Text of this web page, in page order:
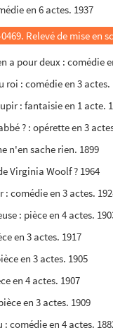
en 6 actes. 1937
Relevé de mise en
a pour deux : comédie
roi : comédie en 3 actes.
: fantaisie en 1 acte.
? : opérette en 3
n'en sache rien. 1899
Virginia Woolf ? 1964
: comédie en 3 actes.
: pièce en 4 actes.
en 3 actes. 1917
en 3 actes. 1905
en 4 actes. 1907
en 3 actes. 1909
: comédie en 4 actes.